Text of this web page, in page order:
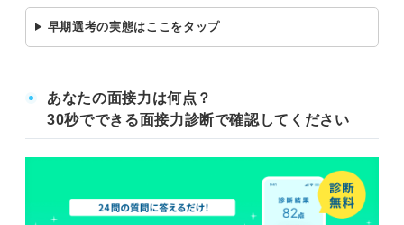
早期選考の実態はここをタップ
あなたの面接力は何点？
30秒でできる面接力診断で確認してください